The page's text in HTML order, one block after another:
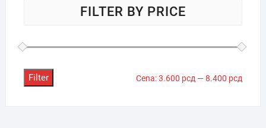
FILTER BY PRICE
Filter Cena:3.600 рсд —8.400 рсд